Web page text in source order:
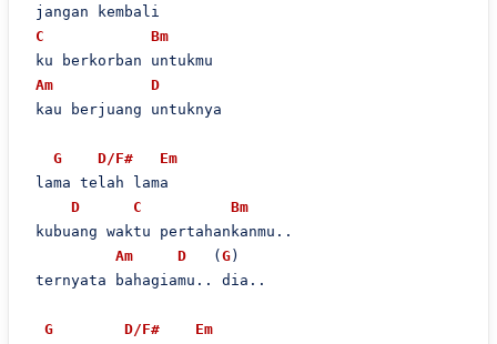
jangan kembali
C
Bm
ku berkorban untukmu
Am
D
kau berjuang untuknya
G D/F#
Em
lama telah lama
D
C
Bm
kubuang waktu pertahankanmu..
Am
D
   (
G)
ternyata bahagiamu.. dia..
G D/F#
Em